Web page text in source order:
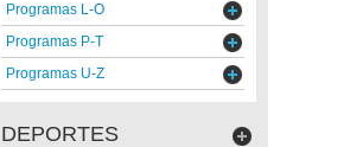
Programas L-O
Programas P-T
Programas U-Z
DEPORTES